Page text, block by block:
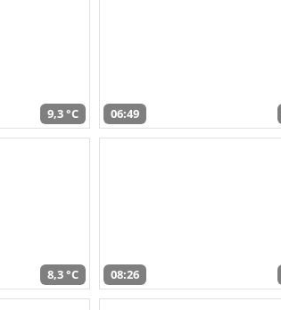
9,3 °C 06:49
8,3 °C 08:26